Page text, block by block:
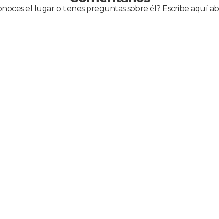
el lugar o tienes preguntas sobre él? Escribe aquí